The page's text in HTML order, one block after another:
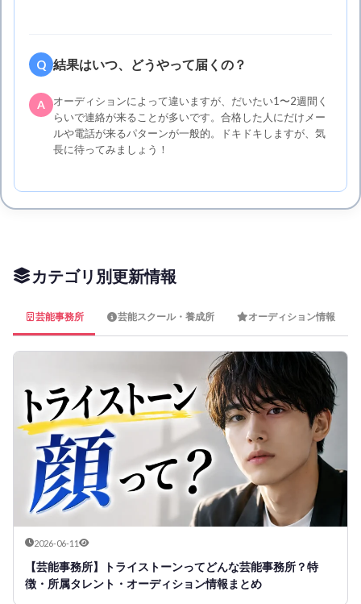
Q 結果はいつ、どうやって届くの？
A
オーディションによって違いますが、だいたい1〜2週間く
らいで連絡が来ることが多いです。合格した人にだけメー
ルや電話が来るパターンが一般的。ドキドキしますが、気
長に待ってみましょう！
カテゴリ別更新情報
芸能事務所 芸能スクール・養成所 オーディション情報
2026-06-11
【芸能事務所】トライストーンってどんな芸能事務所？特
徴・所属タレント・オーディション情報まとめ